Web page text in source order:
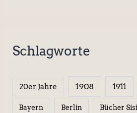
Schlagworte
20er Jahre 1908 1911
Bayern Berlin Bücher Sisi